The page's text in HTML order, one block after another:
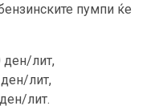
пумпи ќе
лит,
лит,
лит.